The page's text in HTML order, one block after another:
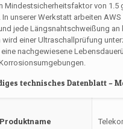
Mindestsicherheitsfaktor von 1.5
unserer Werkstatt arbeiten
jede Längsnahtschweißung an
einer Ultraschallprüfung
nachgewiesene
technisches Datenblatt –
Produktname